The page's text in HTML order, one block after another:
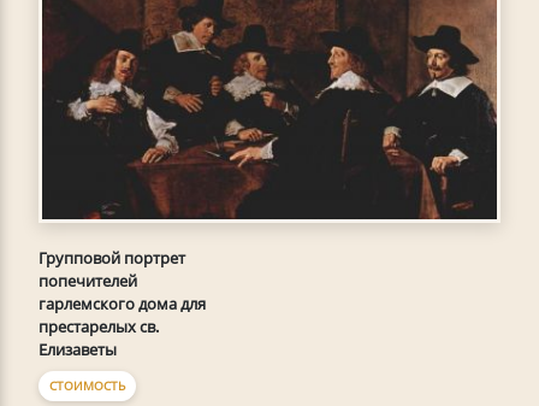
Групповой портрет
попечителей
гарлемского дома для
престарелых св.
Елизаветы
СТОИМОСТЬ